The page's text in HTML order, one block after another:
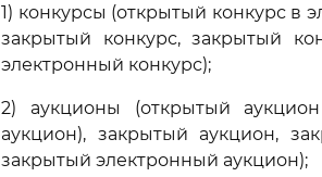
1) конкурсы (открытый конкурс в
закрытый конкурс, закрытый
электронный конкурс);
2) аукционы (открытый
аукцион), закрытый аукцион,
закрытый электронный аукцион);